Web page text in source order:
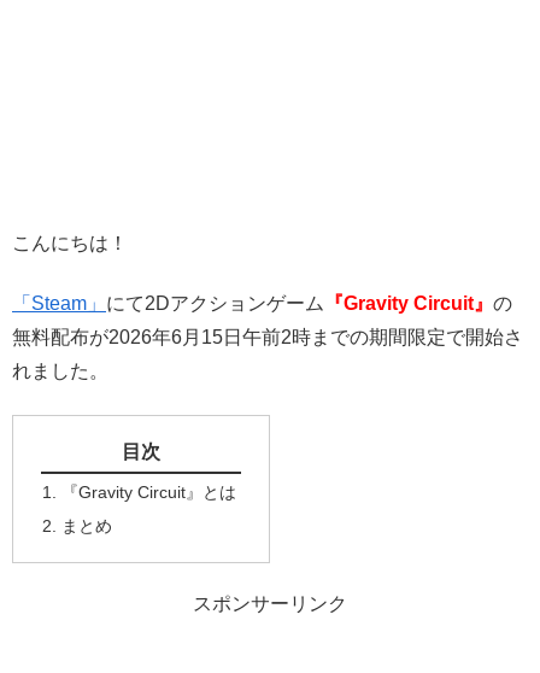
こんにちは！
「Steam」 にて2Dアクションゲーム 『Gravity Circuit 』 の
無料配布が2026年6月15日午前2時までの期間限定で開始さ
れました。
目次
『Gravity Circuit』とは
まとめ
スポンサーリンク